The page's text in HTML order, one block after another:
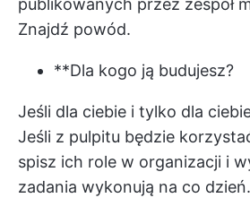
publikowanych przez zespół
Znajdź powód.
**Dla kogo ją budujesz?
Jeśli dla ciebie i tylko dla
Jeśli z pulpitu będzie
spisz ich role w organizacji i
zadania wykonują na co dzień.